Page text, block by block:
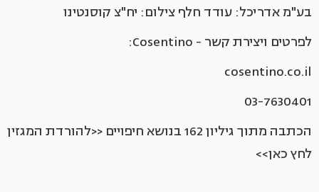
בע"מ אדריכל: עודד חלף צילום: יח"צ קוסנטינו
לפרטים ויצירת קשר - Cosentino:
cosentino.co.il
03-7630401
הכתבה מתוך גיליון 162 בנושא חיפויים <<להורדת המגזין
לחץ כאן>>